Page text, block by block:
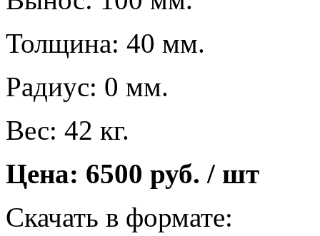
Толщина: 40 мм.
Радиус: 0 мм.
Вес: 42 кг.
Цена: 6500 руб. / шт
Скачать в формате: